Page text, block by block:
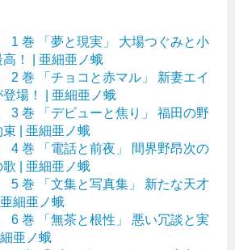
1 巻 「夢と現実」 大場つぐみと小
！ | 亜細亜ノ蛾
2 巻 「チョコと赤マル」 新妻エイ
場！ | 亜細亜ノ蛾
3 巻 「デビューと焦り」 福田の野
| 亜細亜ノ蛾
4 巻 「電話と前夜」 間界野昂次の
| 亜細亜ノ蛾
5 巻 「文集と写真集」 新たな天才
細亜ノ蛾
6 巻 「無茶と根性」 悪い冗談と実
亜ノ蛾